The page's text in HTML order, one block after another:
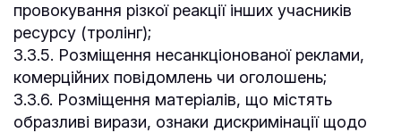
провокування різкої реакції інших учасників
ресурсу (тролінг);
3.3.5. Розміщення несанкціонованої реклами,
комерційних повідомлень чи оголошень;
3.3.6. Розміщення матеріалів, що містять
образливі вирази, ознаки дискримінації щодо